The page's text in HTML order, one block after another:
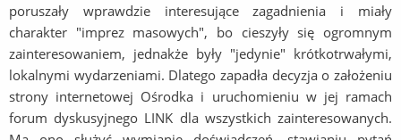
poruszały wprawdzie interesujące zagadnienia i miały
charakter "imprez masowych", bo cieszyły się ogromnym
zainteresowaniem, jednakże były "jedynie" krótkotrwałymi,
lokalnymi wydarzeniami. Dlatego zapadła decyzja o założeniu
strony internetowej Ośrodka i uruchomieniu w jej ramach
forum dyskusyjnego LINK dla wszystkich zainteresowanych.